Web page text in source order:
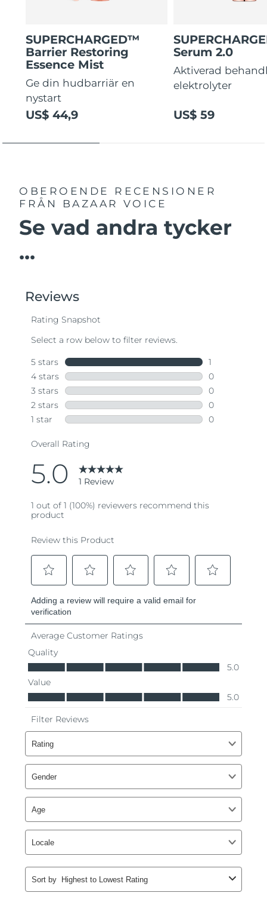
SUPERCHARGED™
Barrier Restoring
Essence Mist
Ge din hudbarriär en
nystart
US$ 44,9
Serum 2.0
Aktiverad
elektrolyter
US$ 59
OBEROENDE RECENSIONER
FRÅN BAZAAR VOICE
Se vad andra tycker
...